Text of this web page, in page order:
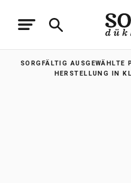
SORGFÄLTIG AUSGEWÄHLTE
HERSTELLUNG IN